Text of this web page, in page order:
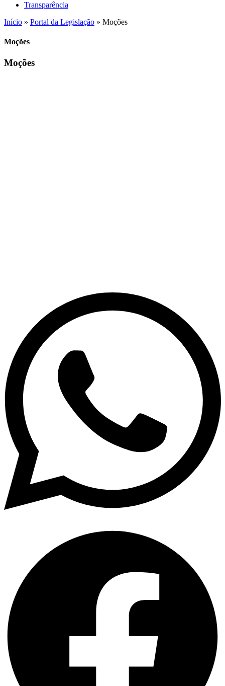
Transparência
Início » Portal da Legislação » Moções
Moções
Moções